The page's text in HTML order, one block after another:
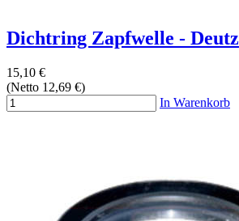
Dichtring Zapfwelle - Deutz
15,10 €
(Netto 12,69 €)
In Warenkorb